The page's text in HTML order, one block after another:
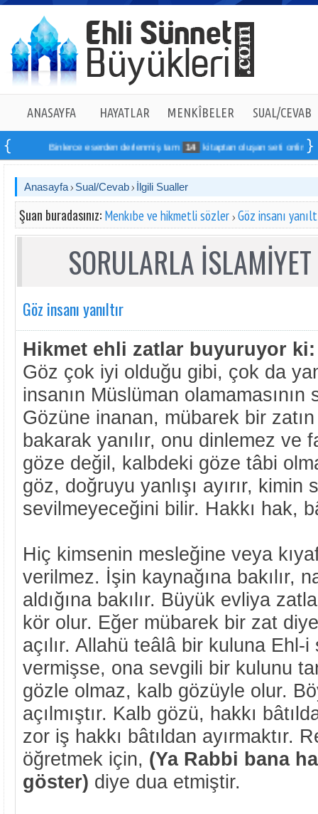
ANASAYFA HAYATLAR MENKÎBELER SUAL/CEVAB
Binlerce eserden derlenmiş tam 14 kitaptan oluşan seti online
Anasayfa Sual/Cevab İlgili Sualler
Şuan buradasınız: Menkıbe ve hikmetli sözler Göz insanı
SORULARLA
Göz insanı yanıltır
Hikmet ehli zatlar buyuruyor ki:
Göz çok iyi olduğu gibi, çok da
insanın Müslüman olamamasının
Gözüne inanan, mübarek bir
bakarak yanılır, onu dinlemez ve
göze değil, kalbdeki göze tâbi
göz, doğruyu yanlışı ayırır, kimin
sevilmeyeceğini bilir. Hakkı hak,
Hiç kimsenin mesleğine veya
verilmez. İşin kaynağına bakılır,
aldığına bakılır. Büyük evliya
kör olur. Eğer mübarek bir zat
açılır. Allahü teâlâ bir kuluna Ehl-i
vermişse, ona sevgili bir kulunu
gözle olmaz, kalb gözüyle olur.
açılmıştır. Kalb gözü, hakkı
zor iş hakkı bâtıldan ayırmaktır.
öğretmek için, (Ya Rabbi bana
göster) diye dua etmiştir.